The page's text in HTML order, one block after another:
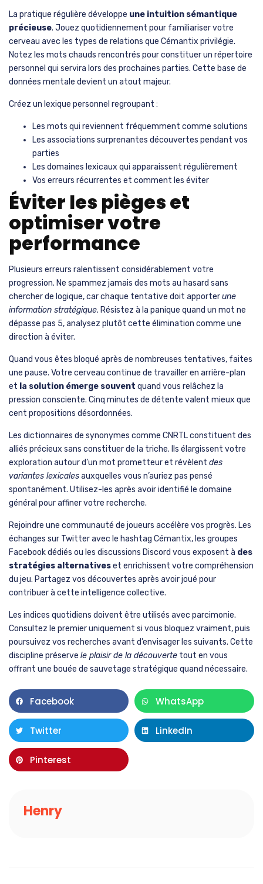
Type de
domaine
Exemples de
mots
d’ouverture
Utilité stratégique
Concret
animal, objet,
Abstrait
émotion, concept,
Examiner les notions
Social
métier, famille,
Cibler les relations
Temporel
temps, époque,
période
Découvrir les
dimensions
Une fois qu’un mot obtient un score supérieur à 300, appliquez
technique de variation intensive. Si voiture affiche 350, testez
immédiatement volant, moteur, pneu pour les composantes,
puis essence, parking pour les associations contextuelles. Cette
exploration systématique transforme chaque bonne piste en
réseau de possibilités
La triangulation sémantique consiste à chercher
méthodiquement autour de votre meilleure trouvaille. Proposez
des synonymes directs, puis des hyperonymes comme les
catégories plus larges, et enfin des hyponymes représentantdes
exemples plus spécifiques. Si manger obtient 65, testez nourrir
et alimenter comme synonymes, nourriture et repas comme
concepts associés, puis fruit et viande comme exemples
concrets.
Organisez mentalement vos tentatives en cercles
concentriques. Le premier cercle contientles synonymes
directs et mots apparentés, le deuxième rassemble les
termes du même domaine, le troisième regroupe les
associations contextuelles, et le quatrième englobe les relations
plus distantes. Cette visualisation mentale structure votre
recherche et évite les répétitions stériles.
Techniques avancées
pour progresser
rapidement
Quand plusieurs mots obtiennent de bons scores, cherchez leur
point commun carle mot cible se cache souventdans cette
probablement couleur. Cette technique du pivot sémantique
vous fait gagner un temps précieux en identifiantle
dénominateur communde vos réussites partielles.
Pour les mots difficiles, n’hésitez pas à visiter des registres
spécialisés. La médecine offre diagnostic et pathologie, le droit
propose procédure et jurisprudence, la finance suggère
vous ouvrent des territoires inexploités.